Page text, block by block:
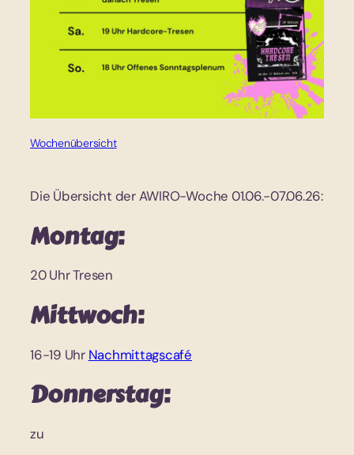
Wochenübersicht
Die Übersicht der AWIRO-Woche 01.06.-07.06.26:
Montag:
20 Uhr Tresen
Mittwoch:
16-19 Uhr Nachmittagscafé
Donnerstag:
zu